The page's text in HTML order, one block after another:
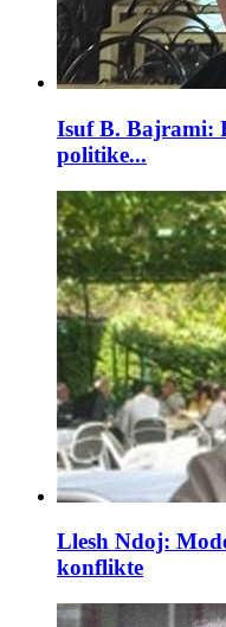
Isuf B. Bajrami:
politike...
Llesh Ndoj:
konflikte